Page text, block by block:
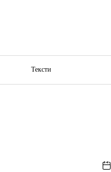
Тексти